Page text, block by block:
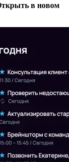
в новом